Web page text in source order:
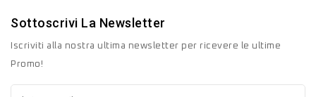
Sottoscrivi La Newsletter
Iscriviti alla nostra ultima newsletter per ricevere le ultime
Promo!